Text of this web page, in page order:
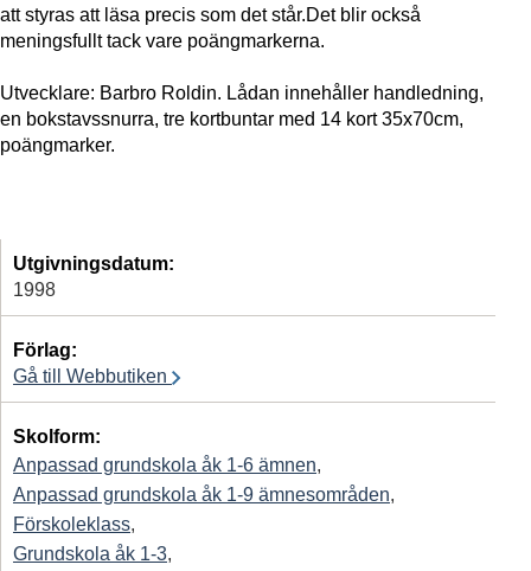
att styras att läsa precis som det står.Det blir också
meningsfullt tack vare poängmarkerna.
Utvecklare: Barbro Roldin. Lådan innehåller handledning,
en bokstavssnurra, tre kortbuntar med 14 kort 35x70cm,
poängmarker.
Utgivningsdatum:
1998
Förlag:
Gå till Webbutiken
Skolform:
Anpassad grundskola åk 1-6 ämnen,
Anpassad grundskola åk 1-9 ämnesområden,
Förskoleklass,
Grundskola åk 1-3,